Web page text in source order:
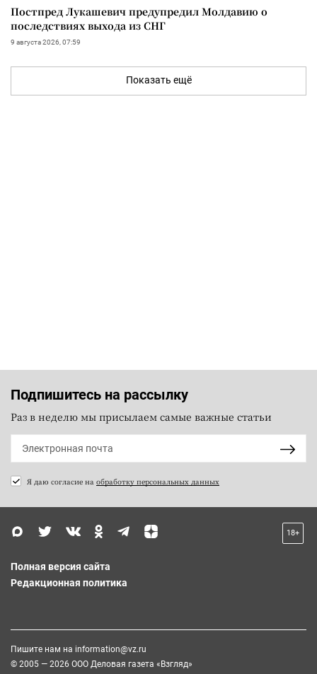
Постпред Лукашевич предупредил Молдавию о
последствиях выхода из СНГ
9 августа 2026, 07:59
Показать ещё
Подпишитесь на рассылку
Раз в неделю мы присылаем самые важные статьи
Я даю согласие на обработку персональных данных
18+
Полная версия сайта
Редакционная политика
Пишите нам на information@vz.ru
© 2005 — 2026 ООО Деловая газета «Взгляд»